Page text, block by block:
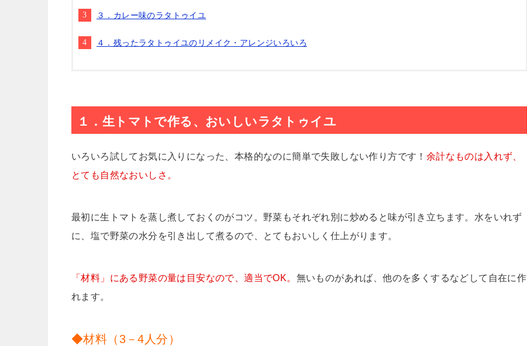
３．カレー味のラタトゥイユ
４．残ったラタトゥイユのリメイク・アレンジいろいろ
１．生トマトで作る、おいしいラタトゥイユ
いろいろ試してお気に入りになった、本格的なのに簡単で失敗しない作り方です！ 余計なものは入れず、
とても自然なおいしさ。
最初に生トマトを蒸し煮しておくのがコツ。野菜もそれぞれ別に炒めると味が引き立ちます。水をいれず
に、塩で野菜の水分を引き出して煮るので、とてもおいしく仕上がります。
「材料」にある野菜の量は目安なので、適当でOK。 無いものがあれば、他のを多くするなどして自在に作
れます。
◆材料（3－4人分）